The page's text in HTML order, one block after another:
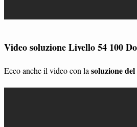
Video soluzione Livello 54 100
Ecco anche il video con la soluzione